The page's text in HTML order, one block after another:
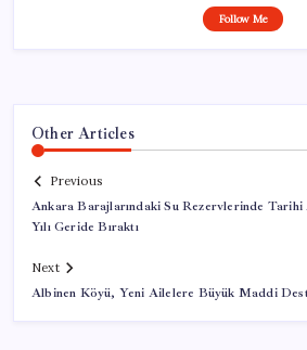
Follow Me
Other Articles
Previous
Ankara Barajlarındaki Su Rezervlerinde Tarihi
Yılı Geride Bıraktı
Next
Albinen Köyü, Yeni Ailelere Büyük Maddi